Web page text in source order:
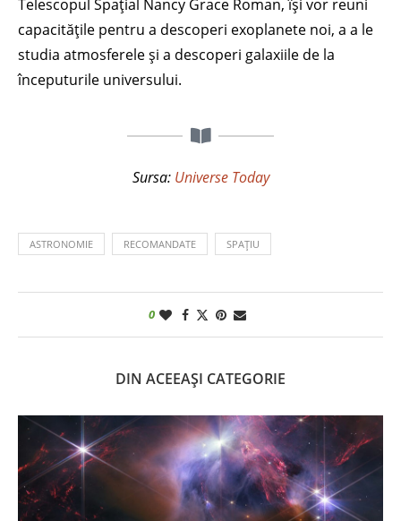
Telescopul Spațial Nancy Grace Roman, își vor reuni
capacitățile pentru a descoperi exoplanete noi, a a le
studia atmosferele și a descoperi galaxiile de la
începuturile universului.
Sursa: Universe Today
ASTRONOMIE RECOMANDATE SPAȚIU
0
DIN ACEEAȘI CATEGORIE